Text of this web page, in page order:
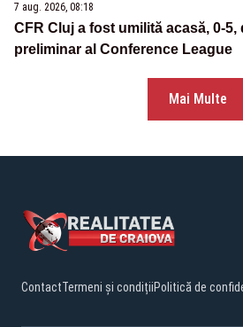
7 aug. 2026, 08:18
CFR Cluj a fost umilită acasă, 0-
preliminar al Conference League
Mai Multe
ContactTermeni și condițiiPolitică de